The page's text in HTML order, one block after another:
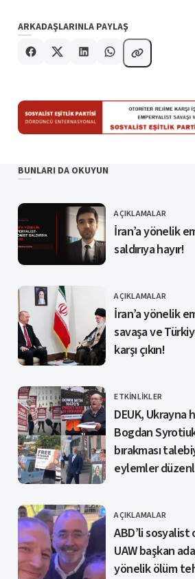
ARKADAŞLARINLA PAYLAŞ
BUNLARI DA OKUYUN
KATEGORI
AÇIKLAMALAR
İran’a yönelik
saldırıya hayır!
KATEGORI
AÇIKLAMALAR
İran’a yönelik
savaşa ve
karşı çıkın!
KATEGORI
ETKINLIKLER
DEUK, Ukrayna
Bogdan
bırakması
eylemler
KATEGORI
AÇIKLAMALAR
ABD’li
UAW başkan
yönelik ölüm